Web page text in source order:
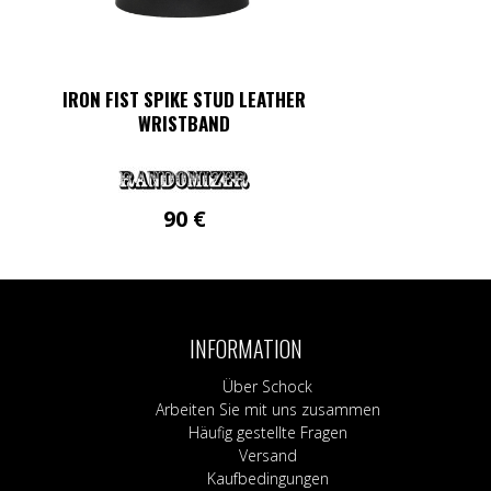
IRON FIST SPIKE STUD LEATHER
WRISTBAND
90 €
INFORMATION
Über Schock
Arbeiten Sie mit uns zusammen
Häufig gestellte Fragen
Versand
Kaufbedingungen